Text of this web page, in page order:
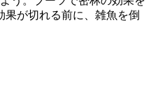
果が切れる前に、雑魚を倒